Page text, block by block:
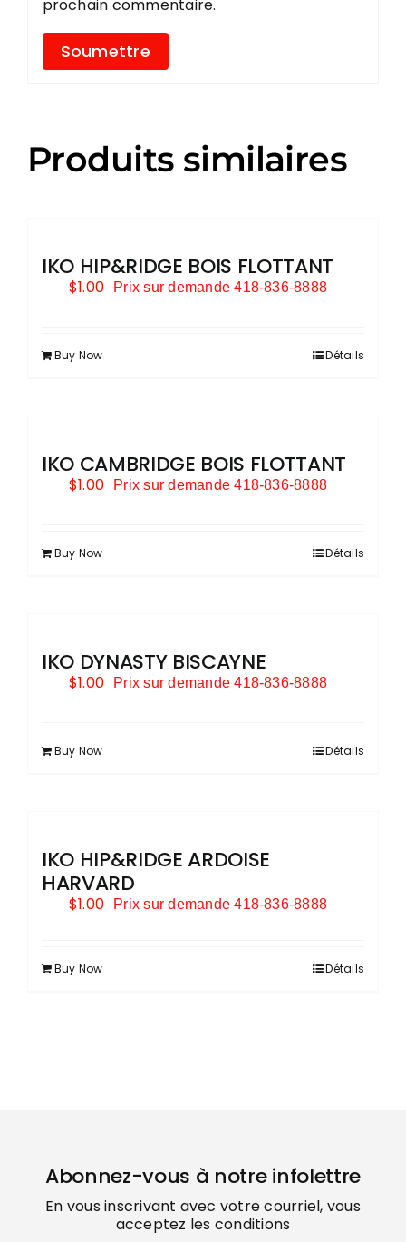
prochain commentaire.
Produits similaires
IKO HIP&RIDGE BOIS FLOTTANT
$1.00 Prix sur demande 418-836-8888
Buy Now Détails
IKO CAMBRIDGE BOIS FLOTTANT
$1.00 Prix sur demande 418-836-8888
Buy Now Détails
IKO DYNASTY BISCAYNE
$1.00 Prix sur demande 418-836-8888
Buy Now Détails
IKO HIP&RIDGE ARDOISE
HARVARD
$1.00 Prix sur demande 418-836-8888
Buy Now Détails
Abonnez-vous à notre infolettre
En vous inscrivant avec votre courriel, vous
acceptez les conditions